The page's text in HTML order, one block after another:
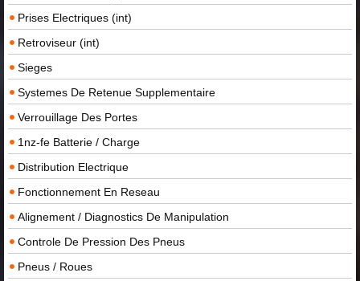
Prises Electriques (int)
Retroviseur (int)
Sieges
Systemes De Retenue Supplementaire
Verrouillage Des Portes
1nz-fe Batterie / Charge
Distribution Electrique
Fonctionnement En Reseau
Alignement / Diagnostics De Manipulation
Controle De Pression Des Pneus
Pneus / Roues